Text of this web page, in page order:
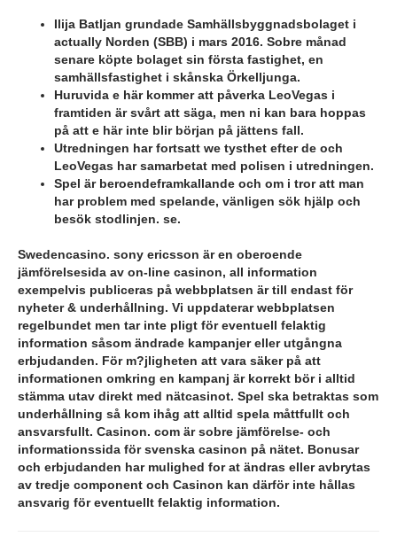
Ilija Batljan grundade Samhällsbyggnadsbolaget i
actually Norden (SBB) i mars 2016. Sobre månad
senare köpte bolaget sin första fastighet, en
samhällsfastighet i skånska Örkelljunga.
Huruvida e här kommer att påverka LeoVegas i
framtiden är svårt att säga, men ni kan bara hoppas
på att e här inte blir början på jättens fall.
Utredningen har fortsatt we tysthet efter de och
LeoVegas har samarbetat med polisen i utredningen.
Spel är beroendeframkallande och om i tror att man
har problem med spelande, vänligen sök hjälp och
besök stodlinjen. se.
Swedencasino. sony ericsson är en oberoende
jämförelsesida av on-line casinon, all information
exempelvis publiceras på webbplatsen är till endast för
nyheter & underhållning. Vi uppdaterar webbplatsen
regelbundet men tar inte pligt för eventuell felaktig
information såsom ändrade kampanjer eller utgångna
erbjudanden. För m?jligheten att vara säker på att
informationen omkring en kampanj är korrekt bör i alltid
stämma utav direkt med nätcasinot. Spel ska betraktas som
underhållning så kom ihåg att alltid spela måttfullt och
ansvarsfullt. Casinon. com är sobre jämförelse- och
informationssida för svenska casinon på nätet. Bonusar
och erbjudanden har mulighed for at ändras eller avbrytas
av tredje component och Casinon kan därför inte hållas
ansvarig för eventuellt felaktig information.